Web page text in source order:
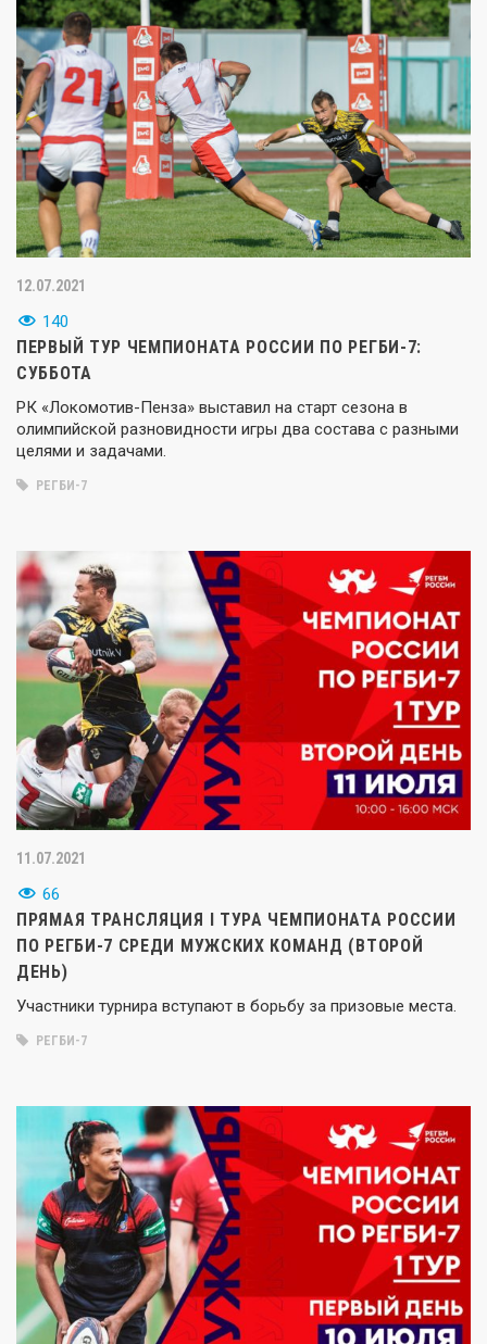
12.07.2021
140
ПЕРВЫЙ ТУР ЧЕМПИОНАТА РОССИИ ПО РЕГБИ-7:
СУББОТА
РК «Локомотив-Пенза» выставил на старт сезона в
олимпийской разновидности игры два состава с разными
целями и задачами.
РЕГБИ-7
11.07.2021
66
ПРЯМАЯ ТРАНСЛЯЦИЯ I ТУРА ЧЕМПИОНАТА РОССИИ
ПО РЕГБИ-7 СРЕДИ МУЖСКИХ КОМАНД (ВТОРОЙ
ДЕНЬ)
Участники турнира вступают в борьбу за призовые места.
РЕГБИ-7